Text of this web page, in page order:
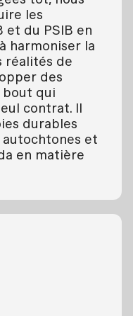
les
et du PSIB en
harmoniser la
réalités de
des
bout qui
contrat. Il
durables
et
en matière